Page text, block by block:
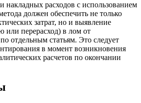
накладных расходов с использованием
должен обеспечить не только
затрат, но и выявление
или перерасход) в лом от
отдельным статьям. Это следует
в момент возникновения
расчетов по окончании